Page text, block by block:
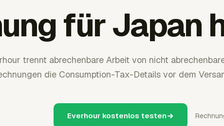
für Japan
trennt abrechenbare Arbeit von nicht
die Consumption-Tax-Details vor dem
Everhour kostenlos testen